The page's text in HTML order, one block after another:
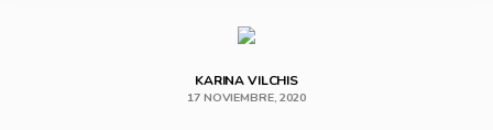
KARINA VILCHIS
17 NOVIEMBRE, 2020